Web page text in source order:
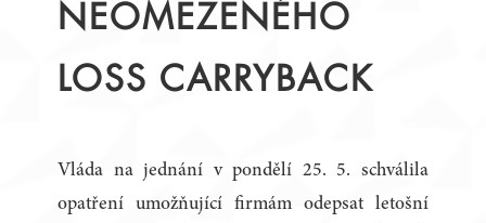
NEOMEZENÉHO
LOSS CARRYBACK
Vláda na jednání v pondělí 25. 5. schválila
opatření umožňující firmám odepsat letošní